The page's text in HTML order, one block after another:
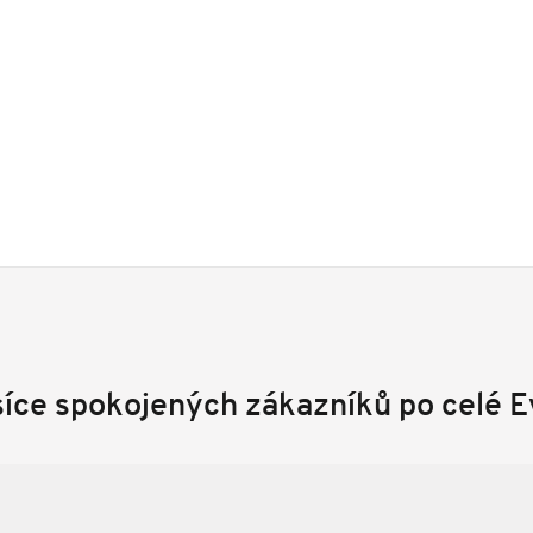
spokojených zákazníků po celé